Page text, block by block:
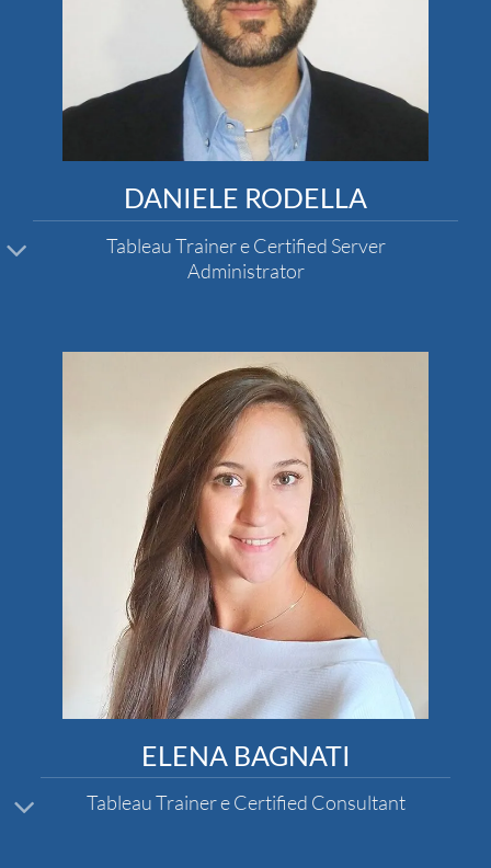
DANIELE RODELLA
Tableau Trainer e Certified Server
Administrator
ELENA BAGNATI
Tableau Trainer e Certified Consultant